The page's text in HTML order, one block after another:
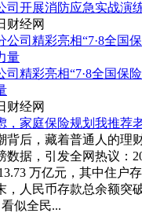
司开展消防应急实战演
财经网
司精彩亮相“7·8全国保
财经网
，家庭保险规划我推荐
背后，藏着普通人的理
数据，引发全网热议：
万亿元，其中住户
，人民币存款总余额突
似全民...